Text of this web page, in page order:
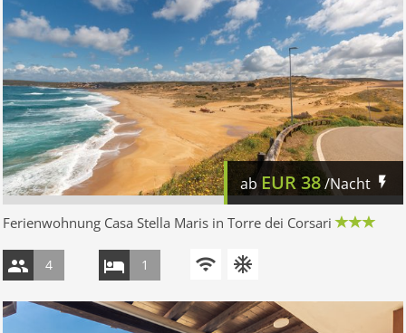
ab EUR38/Nacht
Ferienwohnung Casa Stella Maris in Torre dei Corsari
4 1